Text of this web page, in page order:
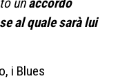
unaccordo
al quale sarà lui
i Blues